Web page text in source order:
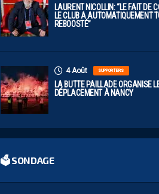
LAURENT NICOLLIN: “LE FAIT DE
LE CLUB A AUTOMATIQUEMENT
REBOOSTÉ”
4 Août SUPPORTERS
LA BUTTE PAILLADE ORGANISE
DÉPLACEMENT À NANCY
🗳 SONDAGE